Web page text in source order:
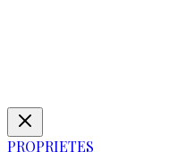
PROPRIETES